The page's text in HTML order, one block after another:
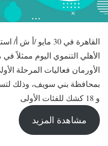
القاهرة في 30
الأهلي التنموي اليوم ممثلاً
و 18 كشك للفئات الأولى
مشاهدة المزيد